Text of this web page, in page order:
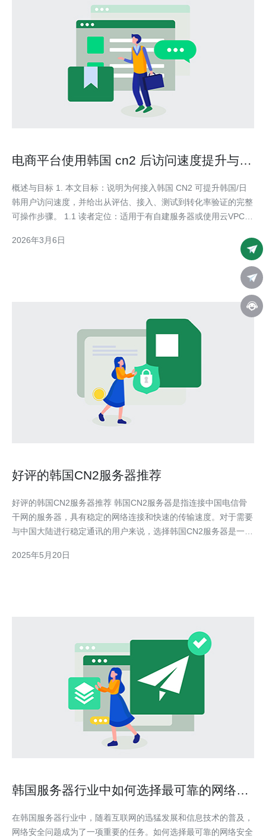
电商平台使用韩国 cn2 后访问速度提升与转
概述与目标 1. 本文目标：说明为何接入韩国 CN2 可提升韩国/日
韩用户访问速度，并给出从评估、接入、测试到转化率验证的完整
可操作步骤。 1.1 读者定位：适用于有自建服务器或使用云VPC并
首先收集基线数据：在目标用户地域（韩国）使用 webpagetest、
2026年3月6日
好评的韩国CN2服务器推荐
好评的韩国CN2服务器推荐 韩国CN2服务器是指连接中国电信骨
干网的服务器，具有稳定的网络连接和快速的传输速度。对于需要
与中国大陆进行稳定通讯的用户来说，选择韩国CN2服务器是一个
网络稳定性高，不易出现
2025年5月20日
韩国服务器行业中如何选择最可靠的网络安
在韩国服务器行业中，随着互联网的迅猛发展和信息技术的普及，
网络安全问题成为了一项重要的任务。如何选择最可靠的网络安全